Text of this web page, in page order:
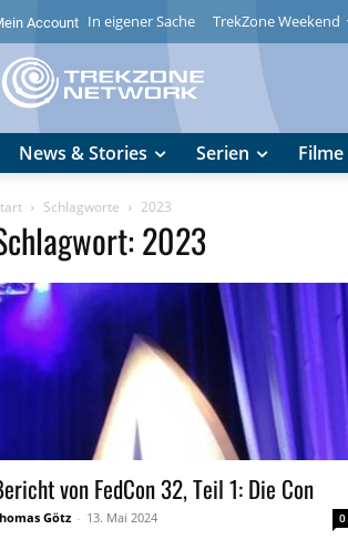
Account In eigener Sache TrekZone Weekend
News & Stories Serien Filme
Schlagworte 2023
2023
von FedCon 32, Teil 1: Die Con
Götz - 13. Mai 2024 0